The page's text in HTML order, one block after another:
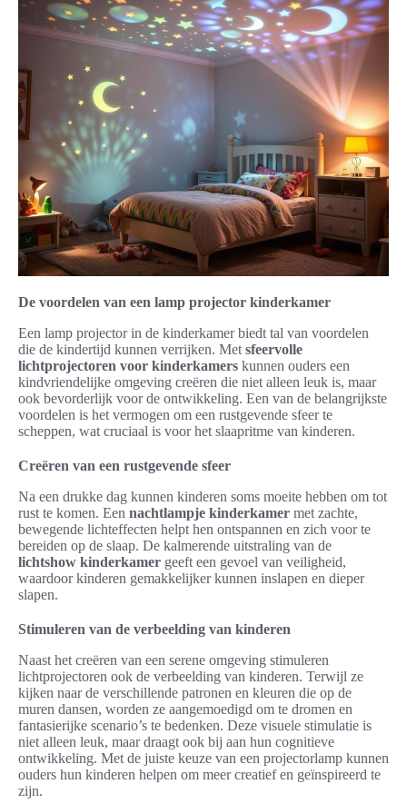
De voordelen van een lamp projector kinderkamer
Een lamp projector in de kinderkamer biedt tal van voordelen
die de kindertijd kunnen verrijken. Met sfeervolle
lichtprojectoren voor kinderkamers kunnen ouders een
kindvriendelijke omgeving creëren die niet alleen leuk is, maar
ook bevorderlijk voor de ontwikkeling. Een van de belangrijkste
voordelen is het vermogen om een rustgevende sfeer te
scheppen, wat cruciaal is voor het slaapritme van kinderen.
Creëren van een rustgevende sfeer
Na een drukke dag kunnen kinderen soms moeite hebben om tot
rust te komen. Een nachtlampje kinderkamer met zachte,
bewegende lichteffecten helpt hen ontspannen en zich voor te
bereiden op de slaap. De kalmerende uitstraling van de
lichtshow kinderkamer geeft een gevoel van veiligheid,
waardoor kinderen gemakkelijker kunnen inslapen en dieper
slapen.
Stimuleren van de verbeelding van kinderen
Naast het creëren van een serene omgeving stimuleren
lichtprojectoren ook de verbeelding van kinderen. Terwijl ze
kijken naar de verschillende patronen en kleuren die op de
muren dansen, worden ze aangemoedigd om te dromen en
fantasierijke scenario’s te bedenken. Deze visuele stimulatie is
niet alleen leuk, maar draagt ook bij aan hun cognitieve
ontwikkeling. Met de juiste keuze van een projectorlamp kunnen
ouders hun kinderen helpen om meer creatief en geïnspireerd te
zijn.